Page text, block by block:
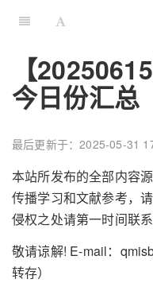
【
今日份汇总
最后更新于：2025-05-31
本站所发布的全部内容
传播学习和文献参考，
侵权之处请第一时间联系
敬请谅解! E-mail：
转存）